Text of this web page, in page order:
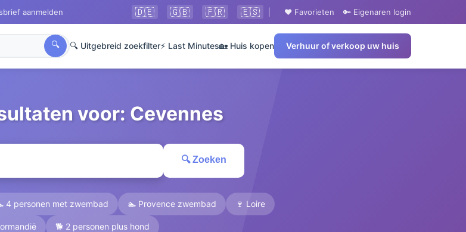
aanmelden 🇩🇪 🇬🇧 🇫🇷 🇪🇸 ❤️ Favorieten 🔑 Eigenaren login
🔍 🔍 Uitgebreid zoekfilter⚡ Last Minutes🏡 Huis kopen Verhuur of verkoop uw huis
voor: Cevennes
🔍 Zoeken
4 personen met zwembad 🏊 Provence zwembad 🍷 Loire
🐕 2 personen plus hond